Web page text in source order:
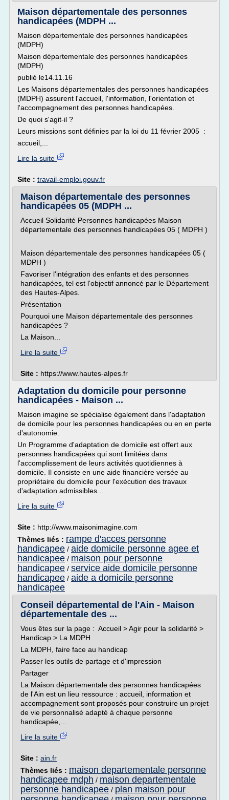
Maison départementale des personnes
handicapées (MDPH ...
Maison départementale des personnes handicapées
(MDPH)
Maison départementale des personnes handicapées
(MDPH)
publié le14.11.16
Les Maisons départementales des personnes handicapées
(MDPH) assurent l'accueil, l'information, l'orientation et
l'accompagnement des personnes handicapées.
De quoi s'agit-il ?
Leurs missions sont définies par la loi du 11 février 2005 :
accueil,...
Lire la suite
Site : travail-emploi.gouv.fr
Maison départementale des personnes
handicapées 05 (MDPH ...
Accueil Solidarité Personnes handicapées Maison
départementale des personnes handicapées 05 ( MDPH )
Maison départementale des personnes handicapées 05 (
MDPH )
Favoriser l'intégration des enfants et des personnes
handicapées, tel est l'objectif annoncé par le Département
des Hautes-Alpes.
Présentation
Pourquoi une Maison départementale des personnes
handicapées ?
La Maison...
Lire la suite
Site : https://www.hautes-alpes.fr
Adaptation du domicile pour personne
handicapées - Maison ...
Maison imagine se spécialise également dans l'adaptation
de domicile pour les personnes handicapées ou en en perte
d'autonomie.
Un Programme d'adaptation de domicile est offert aux
personnes handicapées qui sont limitées dans
l'accomplissement de leurs activités quotidiennes à
domicile. Il consiste en une aide financière versée au
propriétaire du domicile pour l'exécution des travaux
d'adaptation admissibles...
Lire la suite
Site : http://www.maisonimagine.com
Thèmes liés : rampe d'acces personne
handicapee / aide domicile personne agee et
handicapee / maison pour personne
handicapee / service aide domicile personne
handicapee / aide a domicile personne
handicapee
Conseil départemental de l'Ain - Maison
départementale des ...
Vous êtes sur la page : Accueil > Agir pour la solidarité >
Handicap > La MDPH
La MDPH, faire face au handicap
Passer les outils de partage et d'impression
Partager
La Maison départementale des personnes handicapées
de l'Ain est un lieu ressource : accueil, information et
accompagnement sont proposés pour construire un projet
de vie personnalisé adapté à chaque personne
handicapée,...
Lire la suite
Site : ain.fr
Thèmes liés : maison departementale personne
handicapee mdph / maison departementale
personne handicapee / plan maison pour